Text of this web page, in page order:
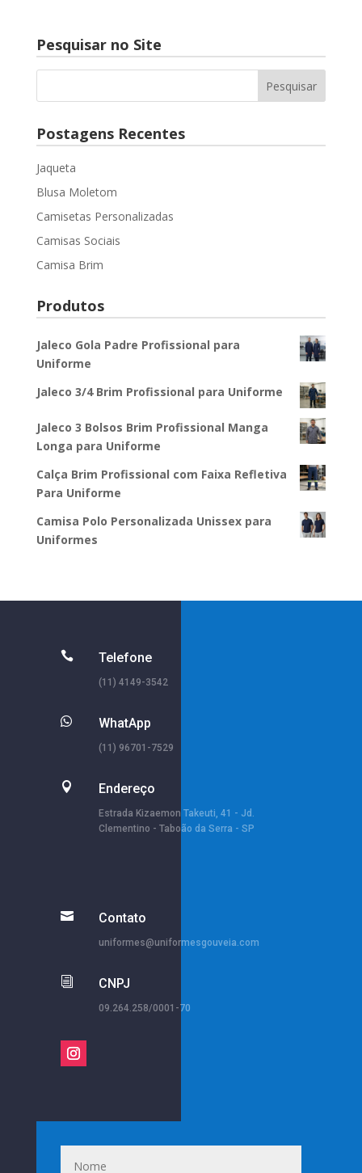
Pesquisar no Site
Postagens Recentes
Jaqueta
Blusa Moletom
Camisetas Personalizadas
Camisas Sociais
Camisa Brim
Produtos
Jaleco Gola Padre Profissional para
Uniforme
Jaleco 3/4 Brim Profissional para Uniforme
Jaleco 3 Bolsos Brim Profissional Manga
Longa para Uniforme
Calça Brim Profissional com Faixa Refletiva
Para Uniforme
Camisa Polo Personalizada Unissex para
Uniformes
 Telefone
(11) 4149-3542
 WhatApp
(11) 96701-7529
 Endereço
Estrada Kizaemon Takeuti, 41 - Jd.
Clementino - Taboão da Serra - SP
 Contato
uniformes@uniformesgouveia.com
i CNPJ
09.264.258/0001-70